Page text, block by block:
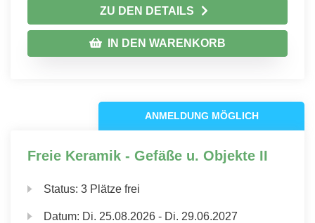
ZU DEN DETAILS
IN DEN WARENKORB
ANMELDUNG MÖGLICH
Freie Keramik - Gefäße u. Objekte II
Status:3 Plätze frei
Datum: Di. 25.08.2026 - Di. 29.06.2027